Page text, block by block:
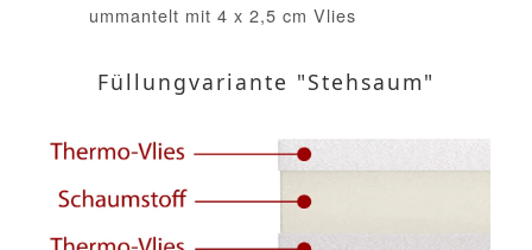
ummantelt mit 4 x 2,5 cm Vlies
Füllungvariante "Stehsaum"